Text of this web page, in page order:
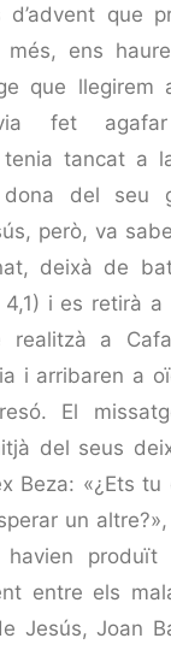
d’advent que
ens
que llegirem
fet
tancat a
dona del seu
però, va
deixà de
i es retirà a
a
i arribaren a
El
del seus
Beza: «¿Ets tu
un
produït
entre els
Jesús, Joan